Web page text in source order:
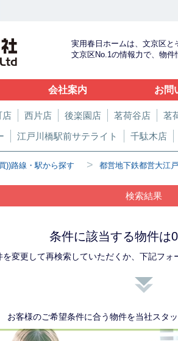
実用春日ホームは、文京区と
文京区No.1の情報力で、物件
会社案内 お問
店 西片店 後楽園店 茗荷谷店 茗
江戸川橋駅前サテライト 千駄木店
))路線・駅から探す > 都営地下鉄都営大江
検索結果
条件に該当する物件は0
を変更して再検索していただくか、下記フォ
お客様のご希望条件に合う物件を当社スタ